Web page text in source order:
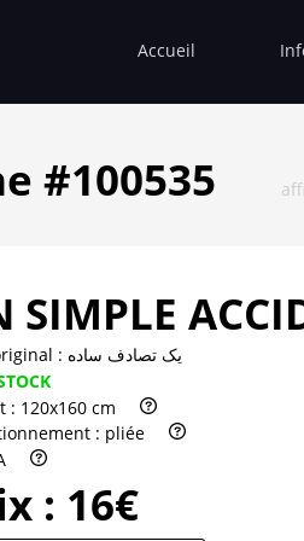
Accueil
#100535
SIMPLE
: یک تصادف ساده
: 120x160 cm
: pliée
: 16€